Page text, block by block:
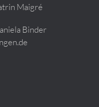
Maigré
Binder